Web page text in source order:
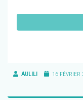
AULILI 16 FÉVRIER